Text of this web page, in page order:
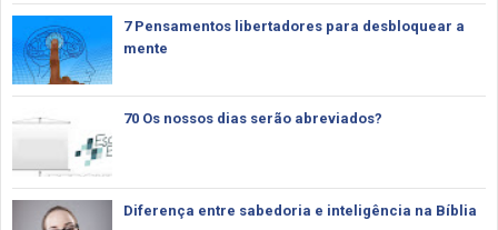
7 Pensamentos libertadores para desbloquear a
mente
70 Os nossos dias serão abreviados?
Diferença entre sabedoria e inteligência na Bíblia